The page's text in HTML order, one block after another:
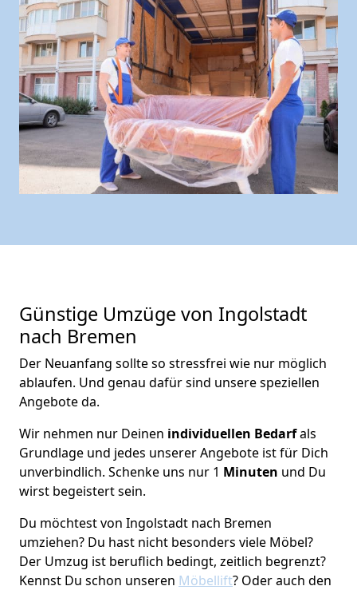
Günstige Umzüge von Ingolstadt
nach Bremen
Der Neuanfang sollte so stressfrei wie nur möglich
ablaufen. Und genau dafür sind unsere speziellen
Angebote da.
Wir nehmen nur Deinen individuellen Bedarfals
Grundlage und jedes unserer Angebote ist für Dich
unverbindlich. Schenke uns nur 1 Minuten und Du
wirst begeistert sein.
Du möchtest von Ingolstadt nach Bremen
umziehen? Du hast nicht besonders viele Möbel?
Der Umzug ist beruflich bedingt, zeitlich begrenzt?
Kennst Du schon unseren Möbellift? Oder auch den